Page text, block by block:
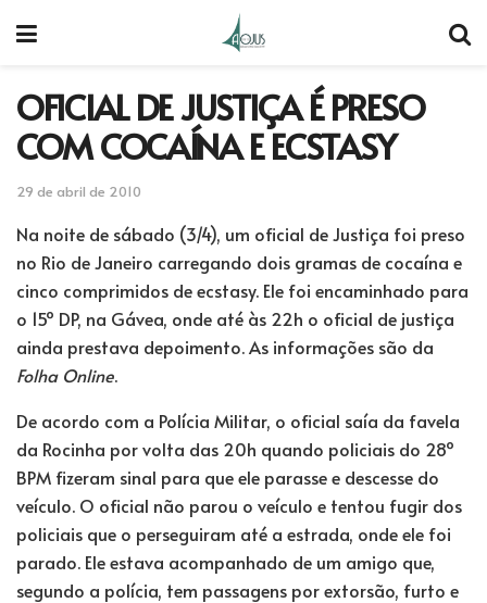
OFICIAL DE JUSTIÇA É PRESO
COM COCAÍNA E ECSTASY
29 de abril de 2010
Na noite de sábado (3/4), um oficial de Justiça foi preso
no Rio de Janeiro carregando dois gramas de cocaína e
cinco comprimidos de ecstasy. Ele foi encaminhado para
o 15º DP, na Gávea, onde até às 22h o oficial de justiça
ainda prestava depoimento. As informações são da
Folha Online.
De acordo com a Polícia Militar, o oficial saía da favela
da Rocinha por volta das 20h quando policiais do 28º
BPM fizeram sinal para que ele parasse e descesse do
veículo. O oficial não parou o veículo e tentou fugir dos
policiais que o perseguiram até a estrada, onde ele foi
parado. Ele estava acompanhado de um amigo que,
segundo a polícia, tem passagens por extorsão, furto e